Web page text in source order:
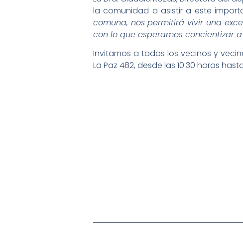
la comunidad a asistir a este
comuna, nos permitirá vivir una
con lo que esperamos concientizar
Invitamos a todos los vecinos y
La Paz 482, desde las 10:30 horas